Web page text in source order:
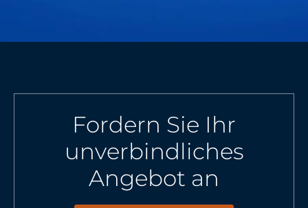
Fordern Sie Ihr
unverbindliches
Angebot an